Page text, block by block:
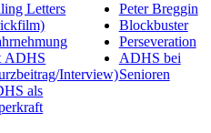
Letters
ADHS
Interview)
als
Peter Breggin
Blockbuster
Perseveration
ADHS bei
Senioren